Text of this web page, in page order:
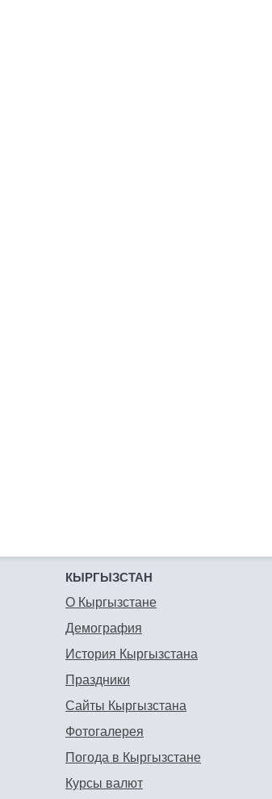
КЫРГЫЗСТАН
О Кыргызстане
Демография
История Кыргызстана
Праздники
Сайты Кыргызстана
Фотогалерея
Погода в Кыргызстане
Курсы валют